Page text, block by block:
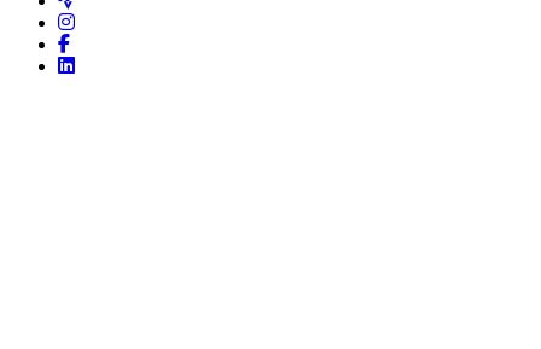
Instagram
Facebook
LinkedIn